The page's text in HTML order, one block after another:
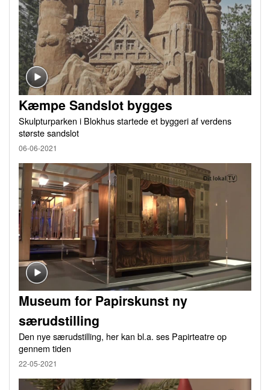
Kæmpe Sandslot bygges
Skulpturparken i Blokhus startede et byggeri af verdens
største sandslot
06-06-2021
Museum for Papirskunst ny
særudstilling
Den nye særudstilling, her kan bl.a. ses Papirteatre op
gennem tiden
22-05-2021